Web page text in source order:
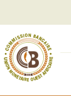
principal